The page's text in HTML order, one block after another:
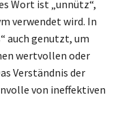
Wort ist „unnütz“,
verwendet wird. In
auch genutzt, um
wertvollen oder
Verständnis der
von ineffektiven